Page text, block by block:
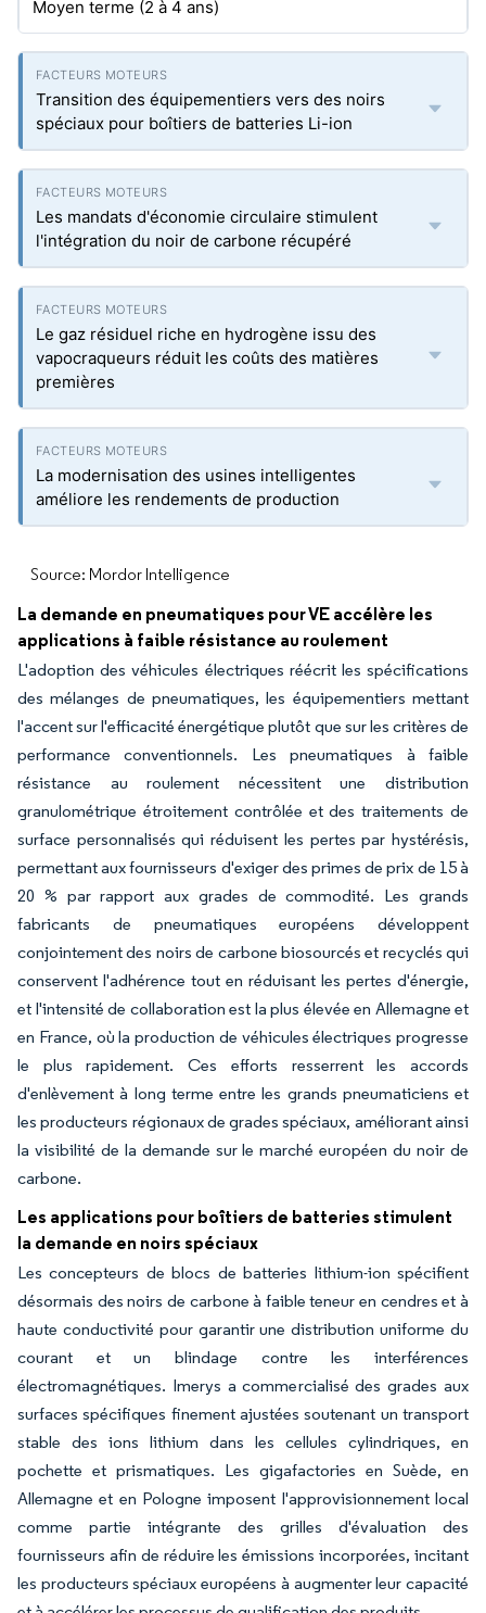
Moyen terme (2 à 4 ans)
Transition des équipementiers vers des noirs
spéciaux pour boîtiers de batteries Li-ion
Les mandats d'économie circulaire stimulent
l'intégration du noir de carbone récupéré
Le gaz résiduel riche en hydrogène issu des
vapocraqueurs réduit les coûts des matières
premières
La modernisation des usines intelligentes
améliore les rendements de production
Source: Mordor Intelligence
La demande en pneumatiques pour VE accélère les
applications à faible résistance au roulement
L'adoption des véhicules électriques réécrit les spécifications
des mélanges de pneumatiques, les équipementiers mettant
l'accent sur l'efficacité énergétique plutôt que sur les critères de
performance conventionnels. Les pneumatiques à faible
résistance au roulement nécessitent une distribution
granulométrique étroitement contrôlée et des traitements de
surface personnalisés qui réduisent les pertes par hystérésis,
permettant aux fournisseurs d'exiger des primes de prix de 15 à
20 % par rapport aux grades de commodité. Les grands
fabricants de pneumatiques européens développent
conjointement des noirs de carbone biosourcés et recyclés qui
conservent l'adhérence tout en réduisant les pertes d'énergie,
et l'intensité de collaboration est la plus élevée en Allemagne et
en France, où la production de véhicules électriques progresse
le plus rapidement. Ces efforts resserrent les accords
d'enlèvement à long terme entre les grands pneumaticiens et
les producteurs régionaux de grades spéciaux, améliorant ainsi
la visibilité de la demande sur le marché européen du noir de
carbone.
Les applications pour boîtiers de batteries stimulent
la demande en noirs spéciaux
Les concepteurs de blocs de batteries lithium-ion spécifient
désormais des noirs de carbone à faible teneur en cendres et à
haute conductivité pour garantir une distribution uniforme du
courant et un blindage contre les interférences
électromagnétiques. Imerys a commercialisé des grades aux
surfaces spécifiques finement ajustées soutenant un transport
stable des ions lithium dans les cellules cylindriques, en
pochette et prismatiques. Les gigafactories en Suède, en
Allemagne et en Pologne imposent l'approvisionnement local
comme partie intégrante des grilles d'évaluation des
fournisseurs afin de réduire les émissions incorporées, incitant
les producteurs spéciaux européens à augmenter leur capacité